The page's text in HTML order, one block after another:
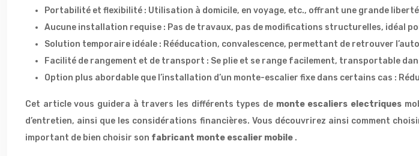
Portabilité et flexibilité : Utilisation à domicile, en voyage, etc., offrant une grande liberté
Aucune installation requise : Pas de travaux, pas de modifications structurelles, idéal
Solution temporaire idéale : Rééducation, convalescence, permettant de retrouver
Facilité de rangement et de transport : Se plie et se range facilement, transportable
Option plus abordable que l’installation d’un monte-escalier fixe dans certains cas :
Cet article vous guidera à travers les différents types de monte escaliers electriques
d’entretien, ainsi que les considérations financières. Vous découvrirez ainsi comment
important de bien choisir son fabricant monte escalier mobile .